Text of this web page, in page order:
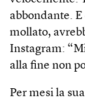
abbondante. E
mollato,
Instagram:
alla fine non
Per mesi la